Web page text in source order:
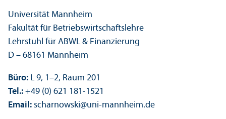
Universität Mannheim
Fakultät für Betriebs­wirtschafts­lehre
Lehr­stuhl für ABWL & Finanzierung
D – 68161 Mannheim
Büro: L 9, 1–2, Raum 201
Tel.: +49 (0) 621 181-1521
Email: scharnowski@uni-mannheim.de